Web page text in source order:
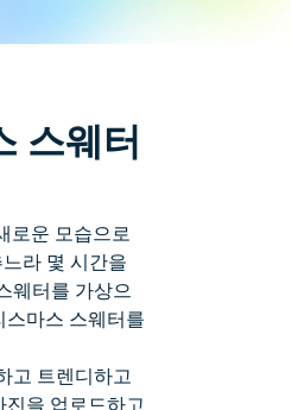
스웨터
로운 모습으로
라 몇 시간을
웨터를 가상으
스마스 스웨터를
고 트렌디하고
진을 업로드하고